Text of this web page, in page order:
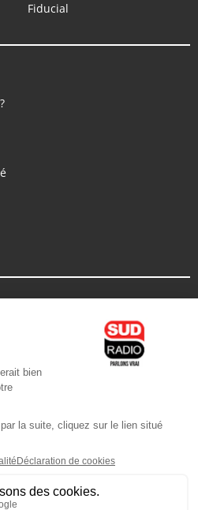
Fiducial
/ Android
l'application